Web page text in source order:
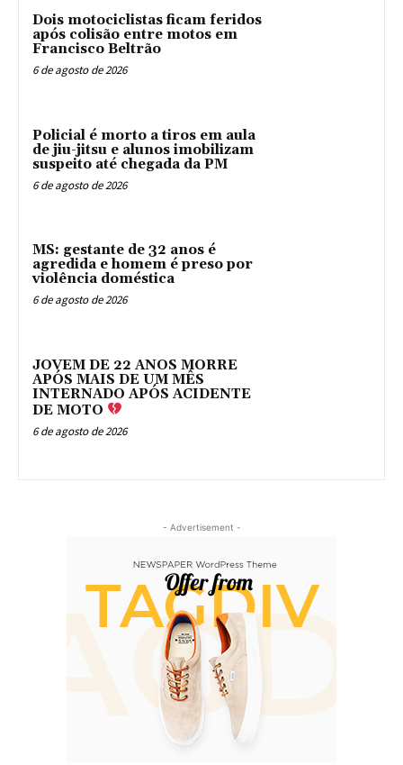
Dois motociclistas ficam feridos
após colisão entre motos em
Francisco Beltrão
6 de agosto de 2026
Policial é morto a tiros em aula
de jiu-jitsu e alunos imobilizam
suspeito até chegada da PM
6 de agosto de 2026
MS: gestante de 32 anos é
agredida e homem é preso por
violência doméstica
6 de agosto de 2026
JOVEM DE 22 ANOS MORRE
APÓS MAIS DE UM MÊS
INTERNADO APÓS ACIDENTE
DE MOTO
6 de agosto de 2026
- Advertisement -